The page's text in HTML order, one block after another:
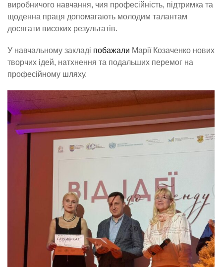
виробничого навчання, чия професійність, підтримка та
щоденна праця допомагають молодим талантам
досягати високих результатів.
У навчальному закладі побажали Марії Козаченко нових
творчих ідей, натхнення та подальших перемог на
професійному шляху.